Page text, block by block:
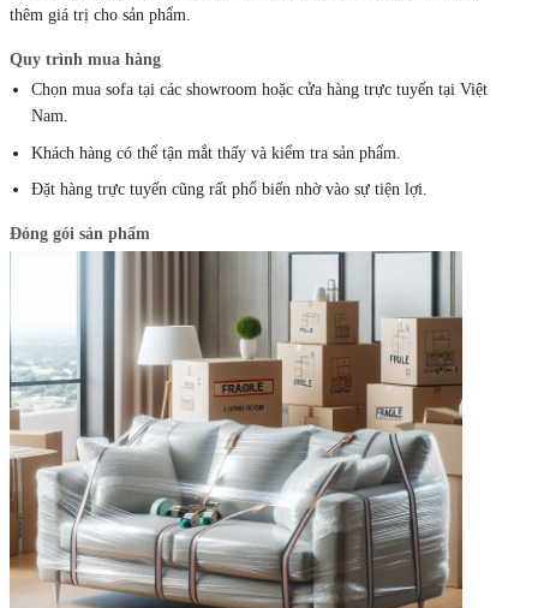
thêm giá trị cho sản phẩm.
Quy trình mua hàng
Chọn mua sofa tại các showroom hoặc cửa hàng trực tuyến tại Việt
Nam.
Khách hàng có thể tận mắt thấy và kiểm tra sản phẩm.
Đặt hàng trực tuyến cũng rất phổ biến nhờ vào sự tiện lợi.
Đóng gói sản phẩm